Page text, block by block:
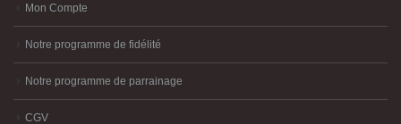
Mon Compte
Notre programme de fidélité
Notre programme de parrainage
CGV